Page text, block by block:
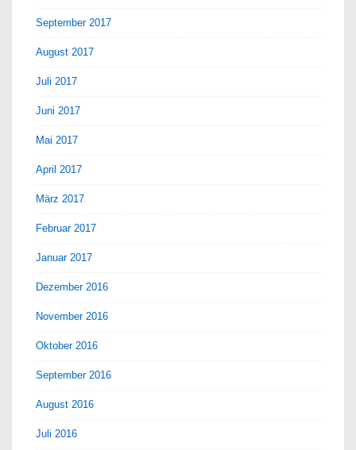
September 2017
August 2017
Juli 2017
Juni 2017
Mai 2017
April 2017
März 2017
Februar 2017
Januar 2017
Dezember 2016
November 2016
Oktober 2016
September 2016
August 2016
Juli 2016